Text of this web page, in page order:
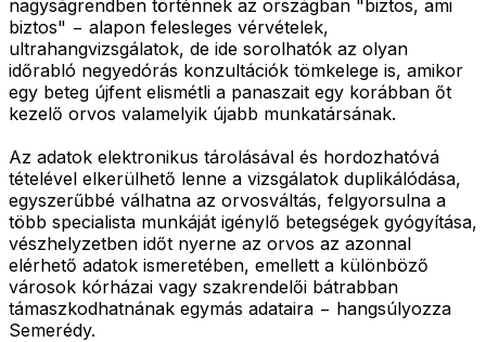
nagyságrendben történnek az országban "biztos, ami
biztos" − alapon felesleges vérvételek,
ultrahangvizsgálatok, de ide sorolhatók az olyan
időrabló negyedórás konzultációk tömkelege is, amikor
egy beteg újfent elismétli a panaszait egy korábban őt
kezelő orvos valamelyik újabb munkatársának.
Az adatok elektronikus tárolásával és hordozhatóvá
tételével elkerülhető lenne a vizsgálatok duplikálódása,
egyszerűbbé válhatna az orvosváltás, felgyorsulna a
több specialista munkáját igénylő betegségek gyógyítása,
vészhelyzetben időt nyerne az orvos az azonnal
elérhető adatok ismeretében, emellett a különböző
városok kórházai vagy szakrendelői bátrabban
támaszkodhatnának egymás adataira − hangsúlyozza
Semerédy.